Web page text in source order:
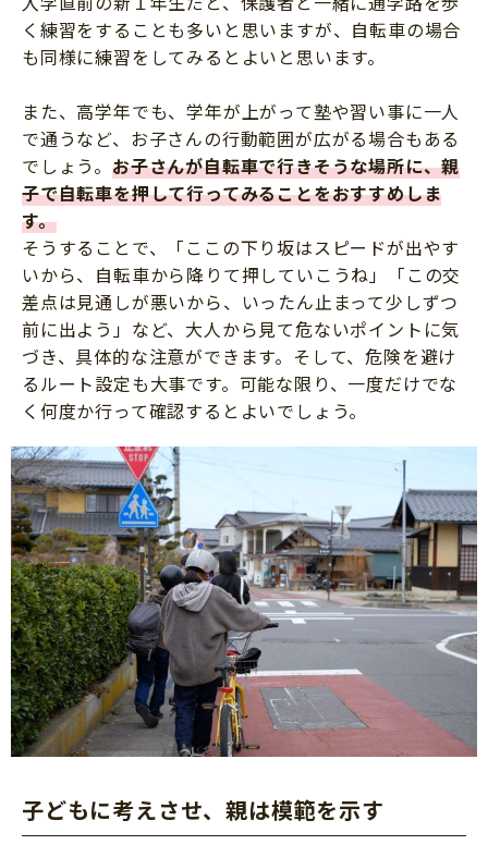
く練習をすることも多いと思いますが、自転車の場合
も同様に練習をしてみるとよいと思います。
また、高学年でも、学年が上がって塾や習い事に一人
で通うなど、お子さんの行動範囲が広がる場合もある
でしょう。 お子さんが自転車で行きそうな場所に、親
子で自転車を押して行ってみることをおすすめしま
す。
そうすることで、「ここの下り坂はスピードが出やす
いから、自転車から降りて押していこうね」「この交
差点は見通しが悪いから、いったん止まって少しずつ
前に出よう」など、大人から見て危ないポイントに気
づき、具体的な注意ができます。そして、危険を避け
るルート設定も大事です。可能な限り、一度だけでな
く何度か行って確認するとよいでしょう。
子どもに考えさせ、親は模範を示す